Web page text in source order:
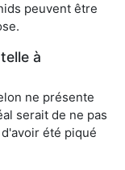
peuvent être
à
ne présente
serait de ne pas
été piqué